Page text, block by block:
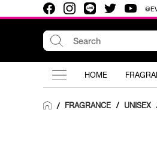
HOME
/ FRAGRANCE / UNISEX